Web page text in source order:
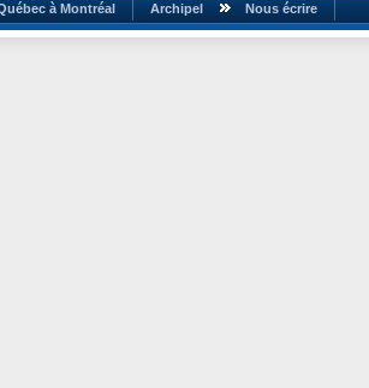
à Montréal Archipel Nous écrire